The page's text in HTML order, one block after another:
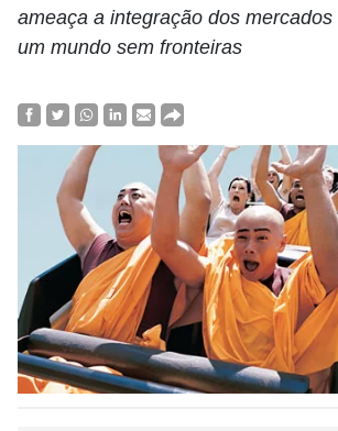
ameaça a integração dos
um mundo sem fronteiras